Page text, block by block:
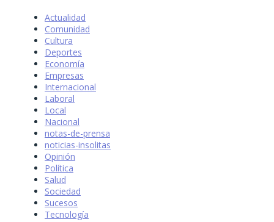
Actualidad
Comunidad
Cultura
Deportes
Economía
Empresas
Internacional
Laboral
Local
Nacional
notas-de-prensa
noticias-insolitas
Opinión
Política
Salud
Sociedad
Sucesos
Tecnología